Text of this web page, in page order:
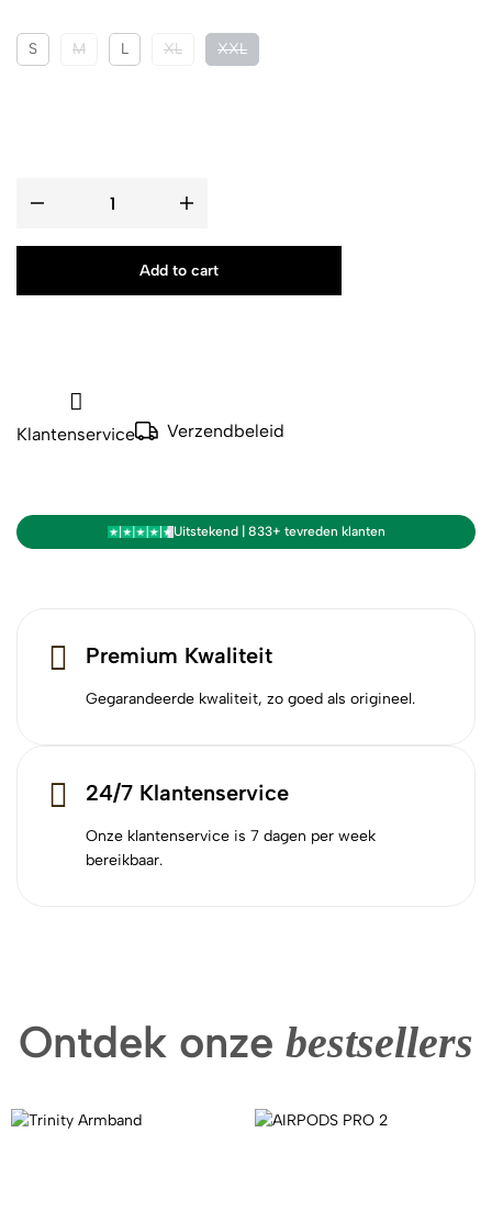
S M L XL XXL
Add to cart
Klantenservice Verzendbeleid
Uitstekend | 833+ tevreden klanten
Premium Kwaliteit
Gegarandeerde kwaliteit, zo goed als origineel.
24/7 Klantenservice
Onze klantenservice is 7 dagen per week
bereikbaar.
Ontdek onze bestsellers